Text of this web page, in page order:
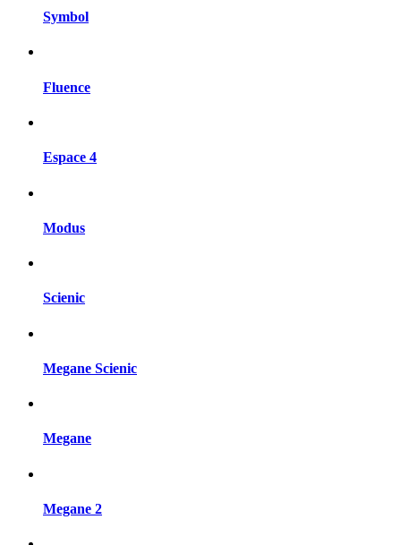
Symbol
Fluence
Espace 4
Modus
Scienic
Megane Scienic
Megane
Megane 2